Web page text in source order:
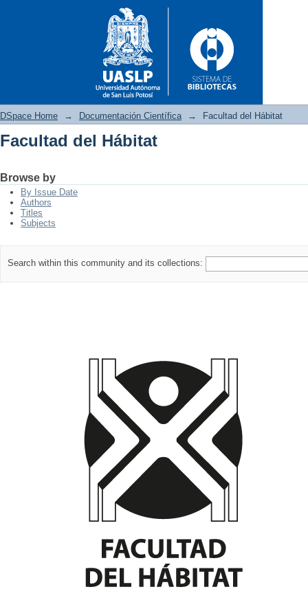
DSpace Home → Documentación Científica → Facultad del Hábitat
Facultad del Hábitat
Browse by
By Issue Date
Authors
Titles
Subjects
Search within this community and its collections: